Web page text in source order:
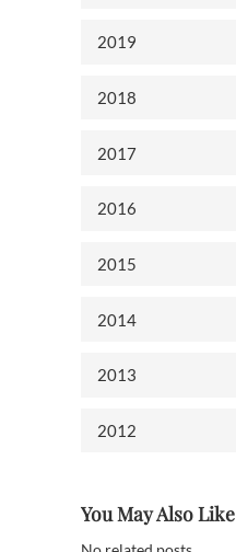
2019
2018
2017
2016
2015
2014
2013
2012
You May Also Like